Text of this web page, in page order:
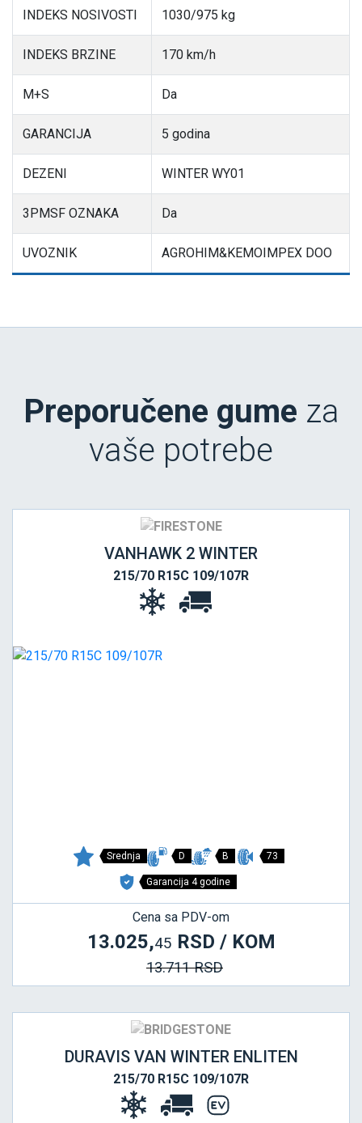
INDEKS NOSIVOSTI 1030/975 kg
INDEKS BRZINE 170 km/h
M+S Da
GARANCIJA 5 godina
DEZENI WINTER WY01
3PMSF OZNAKA Da
UVOZNIK AGROHIM&KEMOIMPEX DOO
Preporučene gume za
vaše potrebe
VANHAWK 2 WINTER
215/70 R15C 109/107R
Srednja D B 73
Garancija 4 godine
Cena sa PDV-om
13.025,45 RSD / KOM
13.711 RSD
DURAVIS VAN WINTER ENLITEN
215/70 R15C 109/107R